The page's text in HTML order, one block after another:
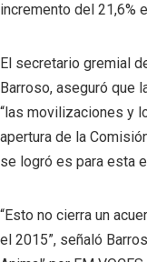
incremento del 21,6%
El secretario gremial
Barroso, aseguró que
“las movilizaciones y
apertura de la
se logró es para esta
“Esto no cierra un
el 2015”, señaló